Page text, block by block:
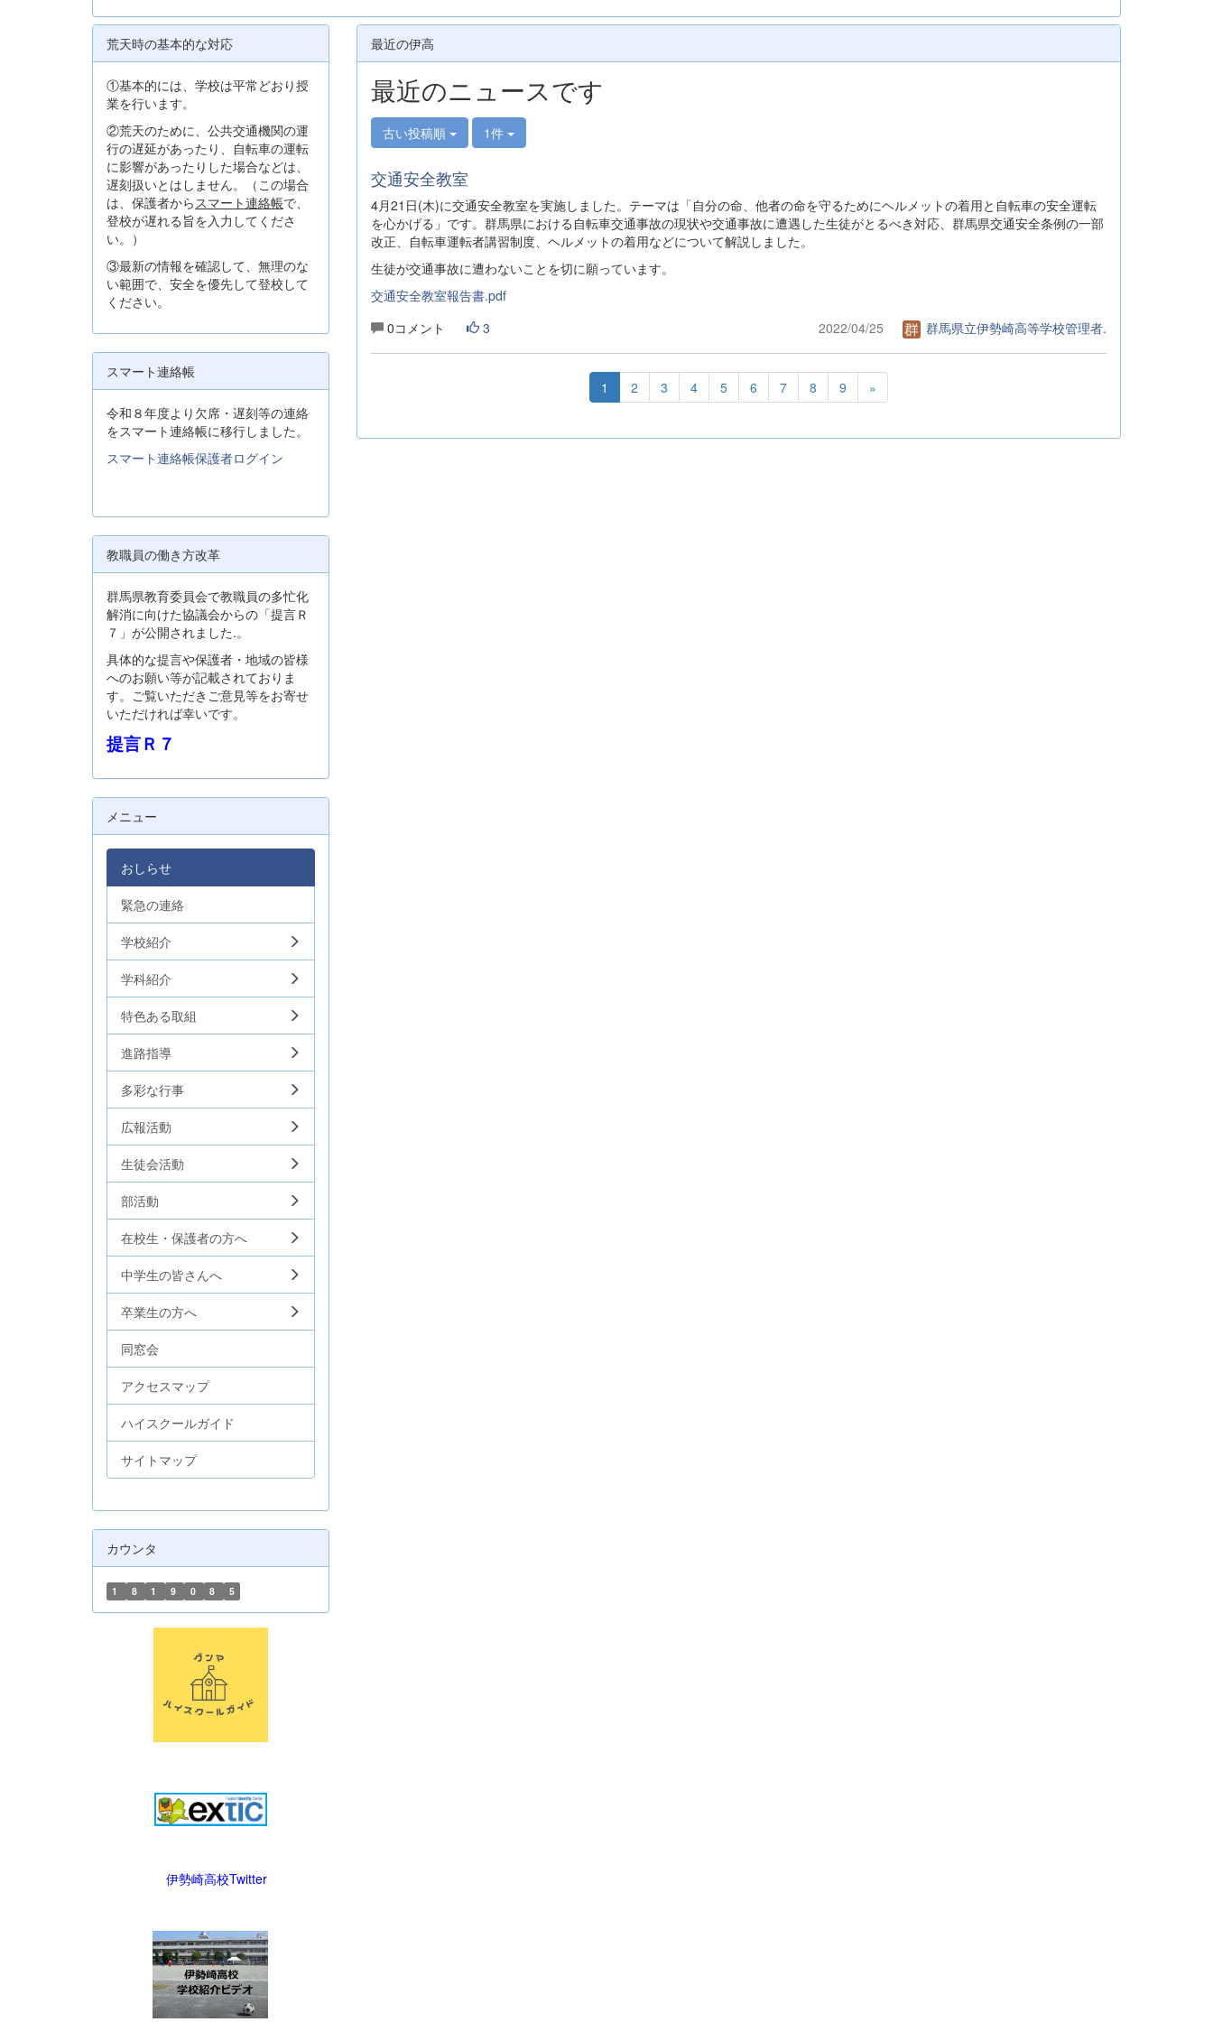
最近の伊高
最近のニュースです
古い投稿順 1件
交通安全教室
4月21日(木)に交通安全教室を実施しました。テーマは「自分の命、他者の命を守るためにヘルメットの着用と自転車の安全運転
を心かげる」です。群馬県における自転車交通事故の現状や交通事故に遭遇した生徒がとるべき対応、群馬県交通安全条例の一部
改正、自転車運転者講習制度、ヘルメットの着用などについて解説しました。
生徒が交通事故に遭わないことを切に願っています。
交通安全教室報告書.pdf
0コメント
3 2022/04/25 群馬県立伊勢崎高等学校管理者.
1 2 3 4 5 6 7 8 9 »
荒天時の基本的な対応
①基本的には、学校は平常どおり授
業を行います。
②荒天のために、公共交通機関の運
行の遅延があったり、自転車の運転
に影響があったりした場合などは、
遅刻扱いとはしません。（この場合
は、保護者から スマート連絡帳で、
登校が遅れる旨を入力してくださ
い。）
③最新の情報を確認して、無理のな
い範囲で、安全を優先して登校して
ください。
スマート連絡帳
令和８年度より欠席・遅刻等の連絡
をスマート連絡帳に移行しました。
スマート連絡帳保護者ログイン
教職員の働き方改革
群馬県教育委員会で教職員の多忙化
解消に向けた協議会からの「提言Ｒ
７」が公開されました.。
具体的な提言や保護者・地域の皆様
へのお願い等が記載されておりま
す。ご覧いただきご意見等をお寄せ
いただければ幸いです。
提言Ｒ７
メニュー
おしらせ
緊急の連絡
学校紹介
学科紹介
特色ある取組
進路指導
多彩な行事
広報活動
生徒会活動
部活動
在校生・保護者の方へ
中学生の皆さんへ
卒業生の方へ
同窓会
アクセスマップ
ハイスクールガイド
サイトマップ
カウンタ
1 8 1 9 0 8 5
伊勢崎高校Twitter